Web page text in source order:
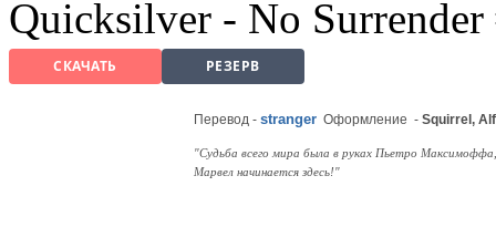
Quicksilver - No Surrender
СКАЧАТЬ РЕЗЕРВ
Перевод - stranger Оформление - Squirrel,
"Судьба всего мира была в руках Пьетро Максимоффа,
Марвел начинается здесь!"